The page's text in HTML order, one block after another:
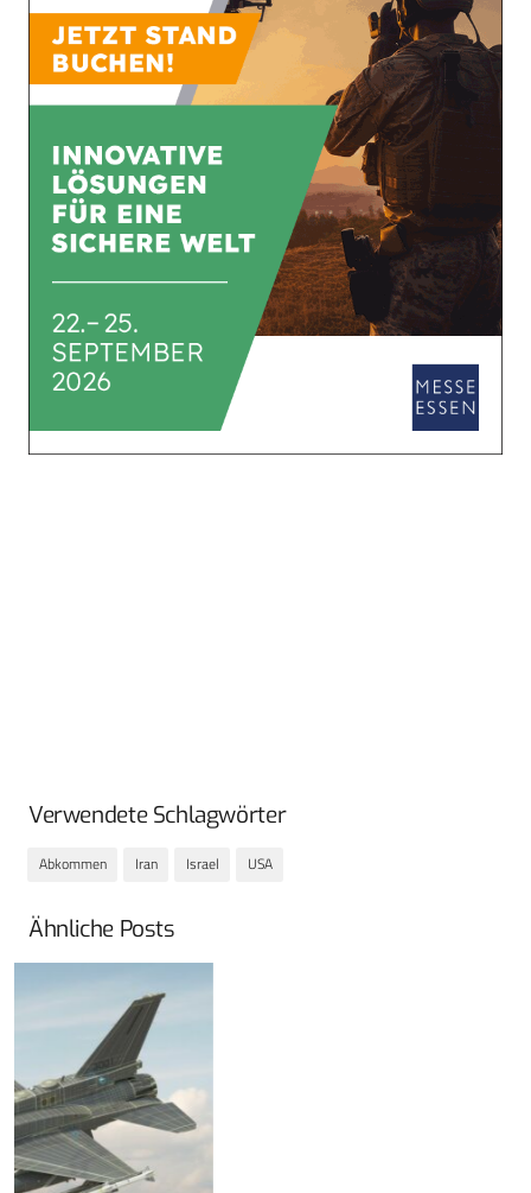
Verwendete Schlagwörter
Abkommen Iran Israel USA
Ähnliche Posts